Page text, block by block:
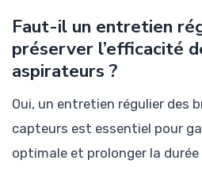
Faut-il un entretien
préserver l’efficacité
aspirateurs ?
Oui, un entretien régulier des
capteurs est essentiel pour
optimale et prolonger la durée